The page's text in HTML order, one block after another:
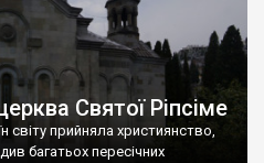
Святої Ріпсіме
світу прийняла християнство,
багатьох пересічних